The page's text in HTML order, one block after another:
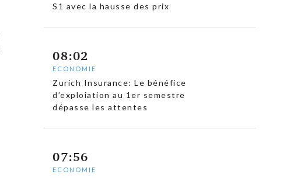
S1 avec la hausse des prix
08:02
ECONOMIE
Zurich Insurance: Le bénéfice
d’exploiation au 1er semestre
dépasse les attentes
07:56
ECONOMIE